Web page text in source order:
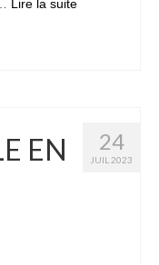
Lire la suite­­
24
JUIL 2023
EN